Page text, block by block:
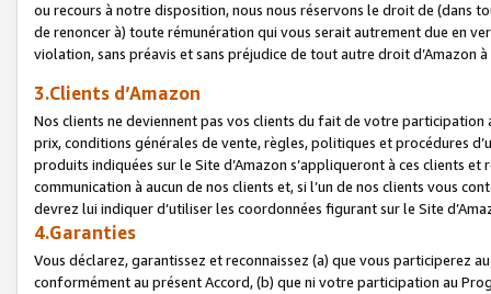
ou recours à notre disposition, nous nous réservons le droit de (dans
de renoncer à) toute rémunération qui vous serait autrement due en
violation, sans préavis et sans préjudice de tout autre droit
3.Clients d’Amazon
Nos clients ne deviennent pas vos clients du fait de votre
prix, conditions générales de vente, règles, politiques et procédures
produits indiquées sur le Site d’Amazon s’appliqueront à ces clients
communication à aucun de nos clients et, si l’un de nos clients vous
devrez lui indiquer d’utiliser les coordonnées figurant sur le Site
4.Garanties
Vous déclarez, garantissez et reconnaissez (a) que vous participerez
conformément au présent Accord, (b) que ni votre participation au